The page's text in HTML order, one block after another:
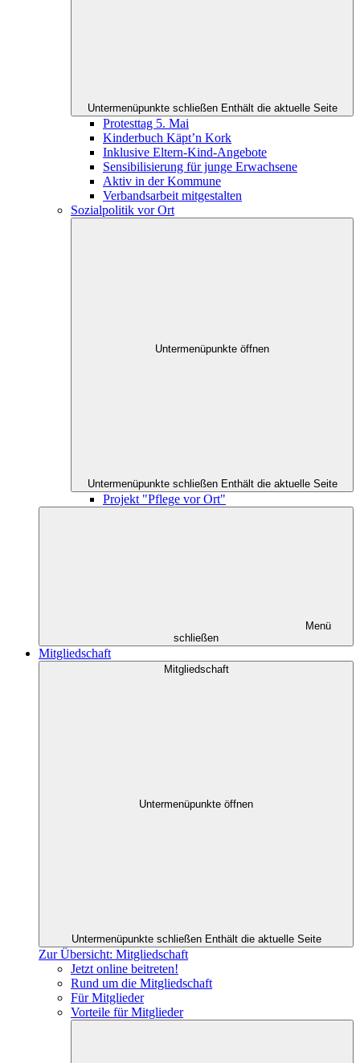
Untermenüpunkte schließen Enthält die aktuelle Seite
Protesttag 5. Mai
Kinderbuch Käpt’n Kork
Inklusive Eltern-Kind-Angebote
Sensibilisierung für junge Erwachsene
Aktiv in der Kommune
Verbandsarbeit mitgestalten
Sozialpolitik vor Ort
Untermenüpunkte öffnen
Untermenüpunkte schließen Enthält die aktuelle Seite
Projekt "Pflege vor Ort"
Menü
schließen
Mitgliedschaft
Mitgliedschaft
Untermenüpunkte öffnen
Untermenüpunkte schließen Enthält die aktuelle Seite
Zur Übersicht: Mitgliedschaft
Jetzt online beitreten!
Rund um die Mitgliedschaft
Für Mitglieder
Vorteile für Mitglieder